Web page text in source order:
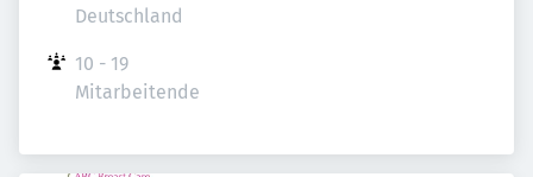
Deutschland
10 - 19
Mitarbeitende